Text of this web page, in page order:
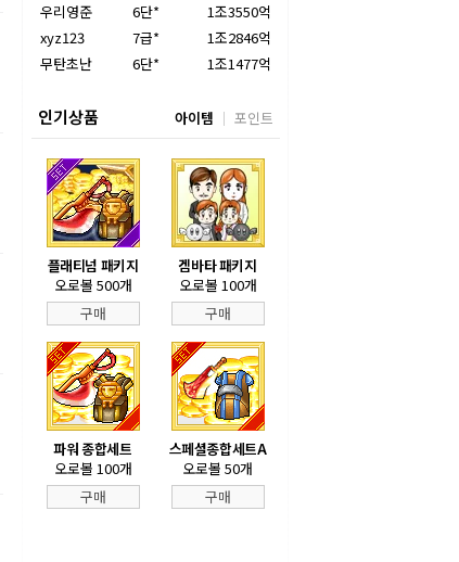
우리영준
6단*
1조3550억
xyz123
7급*
1조2846억
무탄초난
6단* 1조1477억
인기상품 아이템 포인트
플래티넘 패키지
오로볼 500개
구매
겜바타 패키지
오로볼 100개
구매
파워 종합세트
오로볼 100개
구매
스페셜종합세트A
오로볼 50개
구매